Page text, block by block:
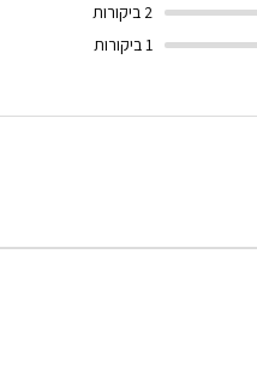
2 ביקורות
1 ביקורות